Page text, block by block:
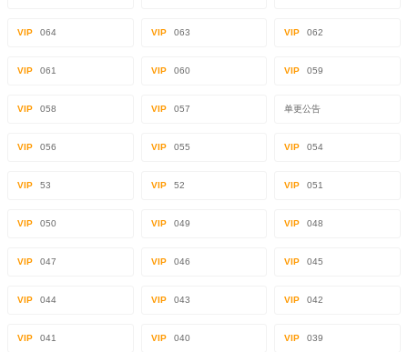
VIP 064 VIP 063 VIP 062
VIP 061 VIP 060 VIP 059
VIP 058 VIP 057 单更公告
VIP 056 VIP 055 VIP 054
VIP 53 VIP 52 VIP 051
VIP 050 VIP 049 VIP 048
VIP 047 VIP 046 VIP 045
VIP 044 VIP 043 VIP 042
VIP 041 VIP 040 VIP 039